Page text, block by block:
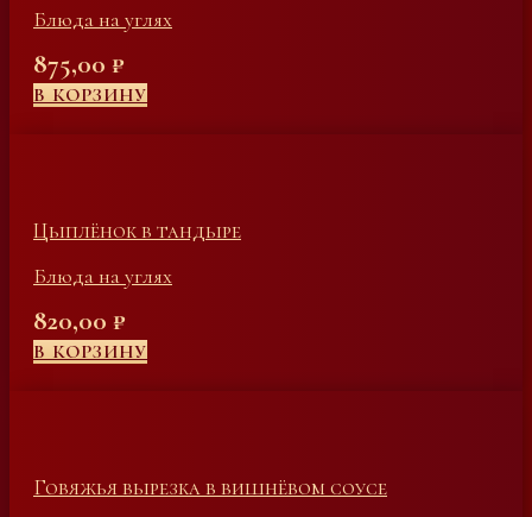
Блюда на углях
875,00 ₽
В КОРЗИНУ
Цыплёнок в тандыре
Блюда на углях
820,00 ₽
В КОРЗИНУ
Говяжья вырезка в вишнёвом соусе